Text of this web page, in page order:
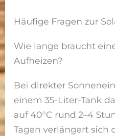
Häufige Fragen zur
Wie lange braucht
Aufheizen?
Bei direkter
einem 35-Liter-Tank
auf 40°C rund 2–4
Tagen verlängert sich